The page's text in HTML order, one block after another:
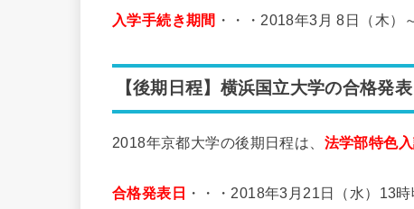
入学手続き期間 ・・・2018年3月 8日（木）
【後期日程】横浜国立大学の合格発
2018年京都大学の後期日程は、 法学部特色
合格発表日 ・・・2018年3月21日（水）13時